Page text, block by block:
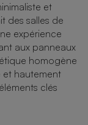
et
des salles de
expérience
aux panneaux
homogène
et hautement
clés